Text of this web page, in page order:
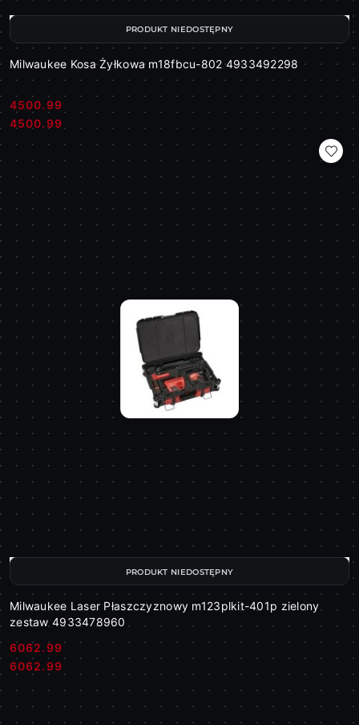
Milwaukee Kosa Żyłkowa m18fbcu-802 4933492298
Cena:
4500.99
Cena:
4500.99
PRODUKT NIEDOSTĘPNY
Milwaukee Laser Płaszczyznowy m123plkit-401p zielony
zestaw 4933478960
Cena:
6062.99
Cena:
6062.99
PRODUKT NIEDOSTĘPNY